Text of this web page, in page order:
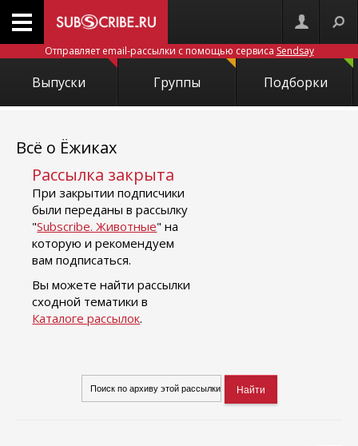
Отправляет email-рассылки с помощью сервиса Sendsay
Выпуски Группы Подборки
Всё о Ёжиках
Рассылка закрыта
При закрытии подписчики
были переданы в рассылку
"Subscribe. Животные" на
которую и рекомендуем
вам подписаться.
Вы можете найти рассылки
сходной тематики в
Каталоге рассылок.